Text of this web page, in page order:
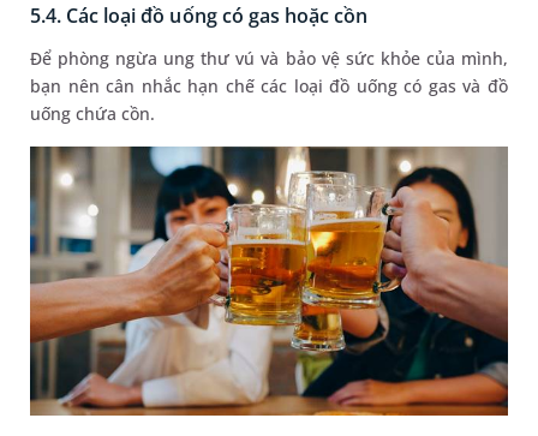
5.4. Các loại đồ uống có gas hoặc cồn
Để phòng ngừa ung thư vú và bảo vệ sức khỏe của mình,
bạn nên cân nhắc hạn chế các loại đồ uống có gas và đồ
uống chứa cồn.